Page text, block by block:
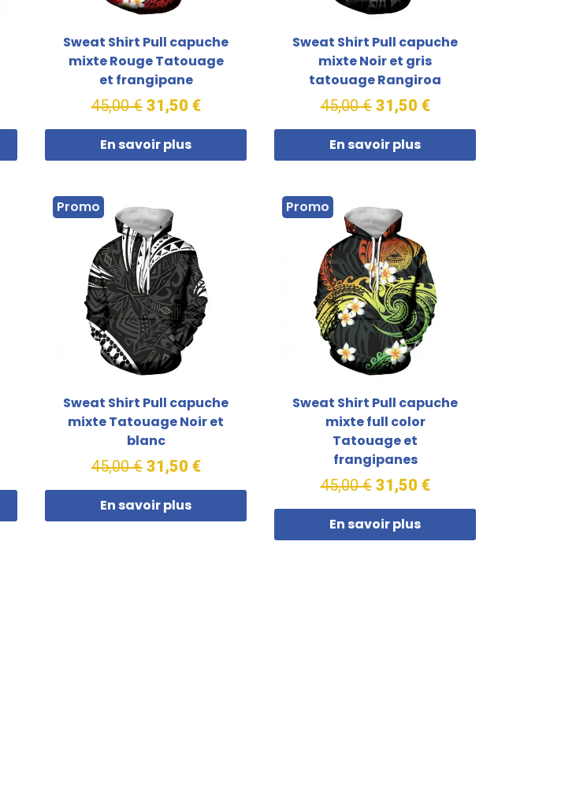
Sweat Shirt Pull capuche
mixte Rouge Tatouage
et frangipane
45,00 € 31,50 €
En savoir plus
Sweat Shirt Pull capuche
mixte Noir et gris
tatouage Rangiroa
45,00 € 31,50 €
En savoir plus
Promo
Sweat Shirt Pull capuche
mixte Tatouage Noir et
blanc
45,00 € 31,50 €
En savoir plus
Promo
Sweat Shirt Pull capuche
mixte full color
Tatouage et
frangipanes
45,00 € 31,50 €
En savoir plus